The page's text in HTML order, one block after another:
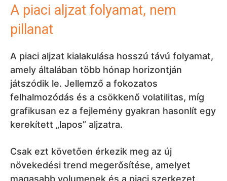
A piaci aljzat folyamat, nem
pillanat
A piaci aljzat kialakulása hosszú távú folyamat,
amely általában több hónap horizontján
játszódik le. Jellemző a fokozatos
felhalmozódás és a csökkenő volatilitas, míg
grafikusan ez a fejlemény gyakran hasonlít egy
kerekített „lapos” aljzatra.
Csak ezt követően érkezik meg az új
növekedési trend megerősítése, amelyet
magasabb volumenek és a piaci szerkezet